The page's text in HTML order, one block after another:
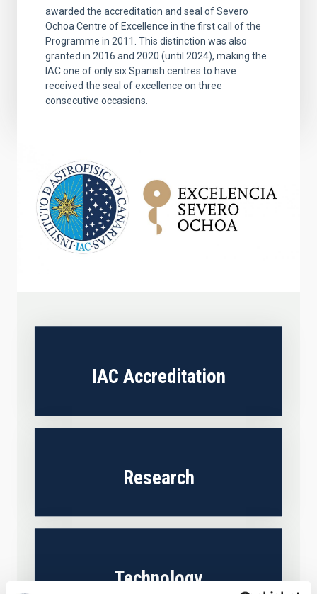
awarded the accreditation and seal of Severo
Ochoa Centre of Excellence in the first call of the
Programme in 2011. This distinction was also
granted in 2016 and 2020 (until 2024), making the
IAC one of only six Spanish centres to have
received the seal of excellence on three
consecutive occasions.
IAC Accreditation
Research
Technology